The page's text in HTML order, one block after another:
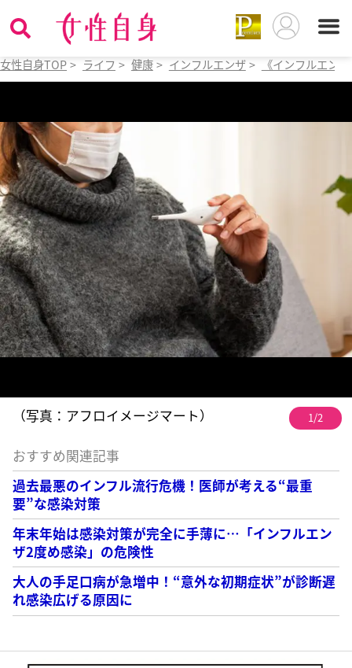
女性自身TOP > ライフ > 健康 > インフルエンザ > 《インフルエン
（写真：アフロイメージマート） 1/2
おすすめ関連記事
過去最悪のインフル流行危機！医師が考える“最重
要”な感染対策
年末年始は感染対策が完全に手薄に…「インフルエン
ザ2度め感染」の危険性
大人の手足口病が急増中！“意外な初期症状”が診断遅
れ感染広げる原因に